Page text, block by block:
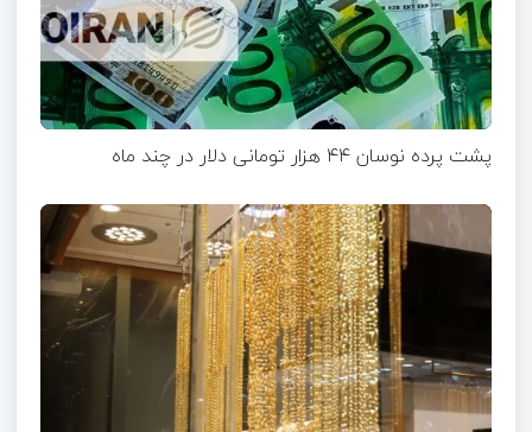
پشت پرده نوسان ۴۴ هزار تومانی دلار در چند ماه